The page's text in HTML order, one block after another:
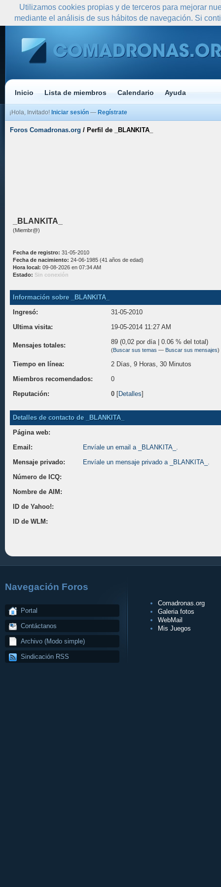
Inicio Lista de miembros Calendario Ayuda
¡Hola, Invitado! Iniciar sesión — Regístrate
Foros Comadronas.org / Perfil de _BLANKITA_
_BLANKITA_
(Miembr@)
Fecha de registro: 31-05-2010
Fecha de nacimiento: 24-06-1985 (41 años de edad)
Hora local: 09-08-2026 en 07:34 AM
Estado: Sin conexión
Información sobre _BLANKITA_
Ingresó:
31-05-2010
Ultima visita:
19-05-2014 11:27 AM
Mensajes totales: 89 (0,02 por día | 0.06 % del total)
(Buscar sus temas — Buscar sus mensajes)
Tiempo en línea:
2 Días, 9 Horas, 30 Minutos
Miembros recomendados:
0
Reputación:
0 [Detalles]
Detalles de contacto de _BLANKITA_
Página web:
Email:
Envíale un email a _BLANKITA_.
Mensaje privado:
Envíale un mensaje privado a _BLANKITA_.
Número de ICQ:
Nombre de AIM:
ID de Yahoo!:
ID de WLM:
Navegación Foros
Portal
Contáctanos
Archivo (Modo simple)
Sindicación RSS
Comadronas.org
Galeria fotos
WebMail
Mis Juegos
Utilizamos cookies propias y de terceros para mejorar
mediante el análisis de sus hábitos de navegación. Si